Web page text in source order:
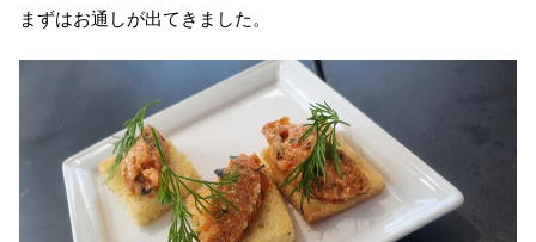
まずはお通しが出てきました。